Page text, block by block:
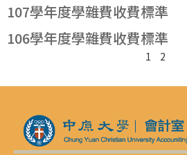
107學年度學雜費收費標準
106學年度學雜費收費標準
1 2